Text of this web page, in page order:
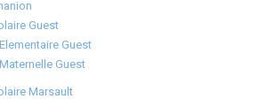
Guest
Guest
Guest
Marsault